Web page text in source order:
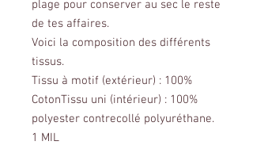
plage pour conserver au sec le reste
de tes affaires.
Voici la composition des différents
tissus.
Tissu à motif (extérieur) : 100%
CotonTissu uni (intérieur) : 100%
polyester contrecollé polyuréthane.
1 MIL